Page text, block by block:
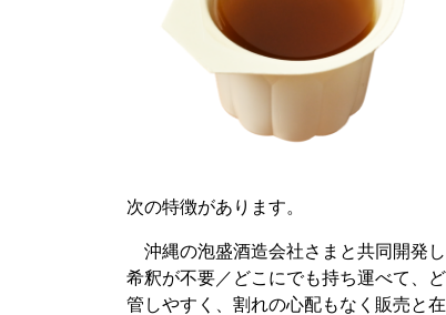
次の特徴があります。
沖縄の泡盛酒造会社さまと共同開発
希釈が不要／どこにでも持ち運べて、
管しやすく、割れの心配もなく販売と